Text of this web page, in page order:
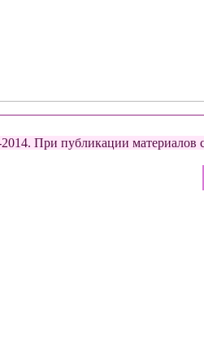
При публикации материалов